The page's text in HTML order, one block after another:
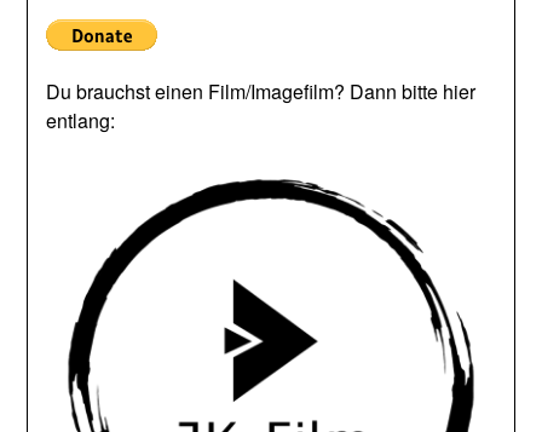
Du brauchst einen Film/Imagefilm? Dann bitte hier
entlang: